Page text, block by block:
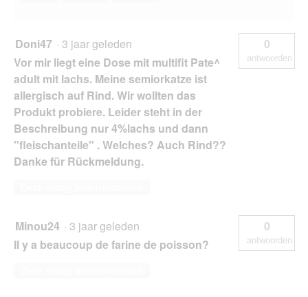
Doni47 · 3 jaar geleden
Vor mir liegt eine Dose mit multifit Pate^
adult mit lachs. Meine semiorkatze ist
allergisch auf Rind. Wir wollten das
Produkt probiere. Leider steht in der
Beschreibung nur 4%lachs und dann
"fleischanteile" . Welches? Auch Rind??
Danke für Rückmeldung.
0
antwoorden
Minou24 · 3 jaar geleden
Il y a beaucoup de farine de poisson?
0
antwoorden